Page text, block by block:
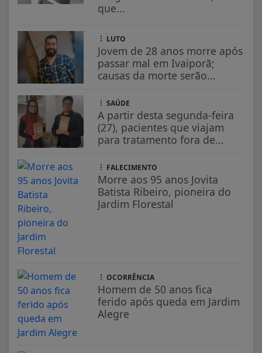
que...
LUTO
Jovem de 28 anos morre após
passar mal em Ivaiporã;
causas da morte serão...
SAÚDE
A partir desta segunda-feira
(27), pacientes que viajam
para tratamento fora de...
FALECIMENTO
Morre aos 95 anos Jovita
Batista Ribeiro, pioneira do
Jardim Florestal
OCORRÊNCIA
Homem de 50 anos fica
ferido após queda em Jardim
Alegre